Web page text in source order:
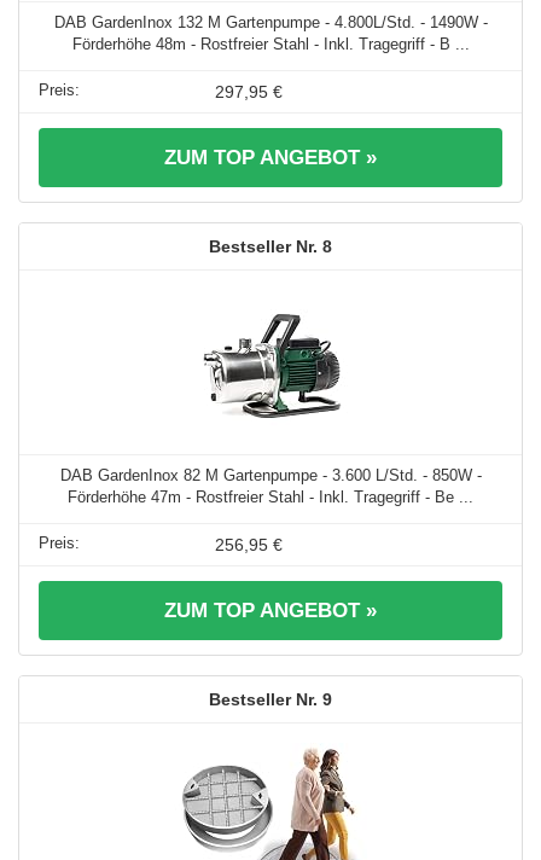
DAB GardenInox 132 M Gartenpumpe - 4.800L/Std. - 1490W -
Förderhöhe 48m - Rostfreier Stahl - Inkl. Tragegriff - B ...
297,95 €
ZUM TOP ANGEBOT »
8
DAB GardenInox 82 M Gartenpumpe - 3.600 L/Std. - 850W -
Förderhöhe 47m - Rostfreier Stahl - Inkl. Tragegriff - Be ...
256,95 €
ZUM TOP ANGEBOT »
9